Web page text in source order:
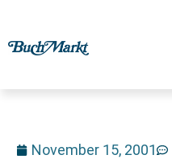
November 15, 2001